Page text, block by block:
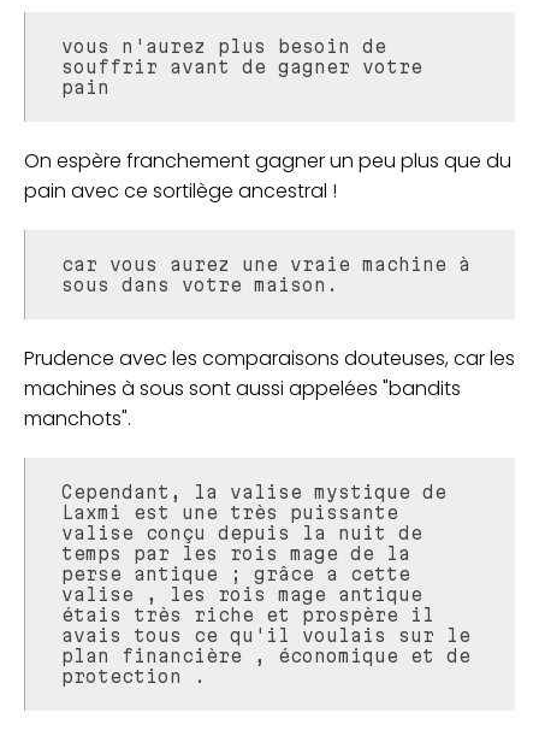
vous n'aurez plus besoin de
souffrir avant de gagner votre
pain
On espère franchement gagner un peu plus que du
pain avec ce sortilège ancestral !
car vous aurez une vraie machine à
sous dans votre maison.
Prudence avec les comparaisons douteuses, car les
machines à sous sont aussi appelées "bandits
manchots".
Cependant, la valise mystique de
Laxmi est une très puissante
valise conçu depuis la nuit de
temps par les rois mage de la
perse antique ; grâce a cette
valise , les rois mage antique
étais très riche et prospère il
avais tous ce qu'il voulais sur le
plan financière , économique et de
protection .